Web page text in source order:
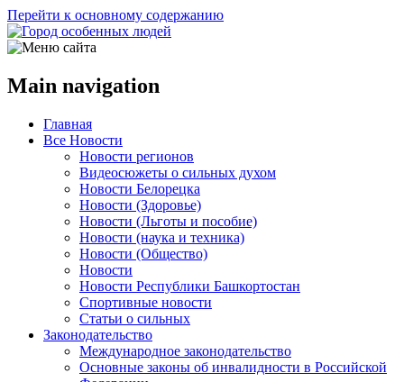
Перейти к основному содержанию
Main navigation
Главная
Все Новости
Новости регионов
Видеосюжеты о сильных духом
Новости Белорецка
Новости (Здоровье)
Новости (Льготы и пособие)
Новости (наука и техника)
Новости (Общество)
Новости
Новости Республики Башкортостан
Спортивные новости
Статьи о сильных
Законодательство
Международное законодательство
Основные законы об инвалидности в Российской